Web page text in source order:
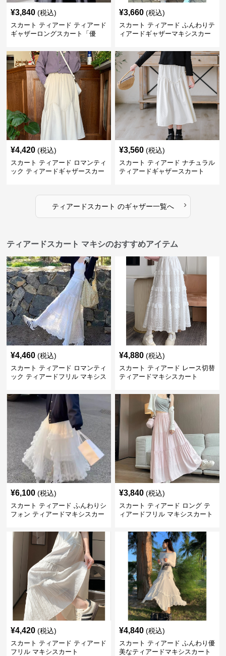
¥3,840 (税込)
スカート ティアード ティアード
ギャザーロングスカート「優
¥3,660 (税込)
スカート ティアード ふんわりテ
ィアードギャザーマキシスカー
¥4,420 (税込)
スカート ティアード ロマンティ
ック ティアードギャザースカー
¥3,560 (税込)
スカート ティアード ナチュラル
ティアードギャザースカート
ティアードスカート のギャザー一覧へ ›
ティアードスカート マキシのおすすめアイテム
¥4,460 (税込)
スカート ティアード ロマンティ
ック ティアードフリル マキシス
¥4,880 (税込)
スカート ティアード レース切替
ティアードマキシスカート
¥6,100 (税込)
スカート ティアード ふんわりシ
フォン ティアードマキシスカー
¥3,840 (税込)
スカート ティアード ロング テ
ィアードフリル マキシスカート
¥4,420 (税込)
スカート ティアード ティアード
フリル マキシスカート
¥4,840 (税込)
スカート ティアード ふんわり優
美なティアードマキシスカート